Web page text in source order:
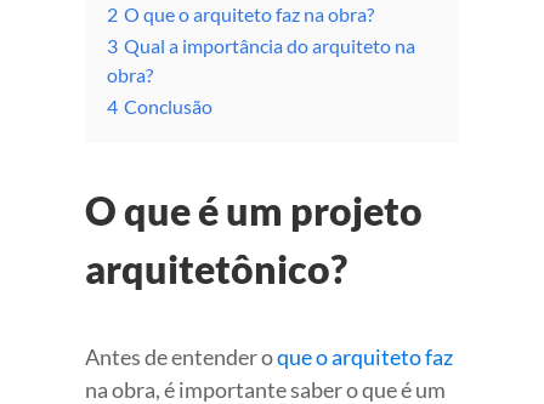
2 O que o arquiteto faz na obra?
3 Qual a importância do arquiteto na
obra?
4 Conclusão
O que é um projeto
arquitetônico?
Antes de entender oque o arquiteto faz
na obra, é importante saber o que é um